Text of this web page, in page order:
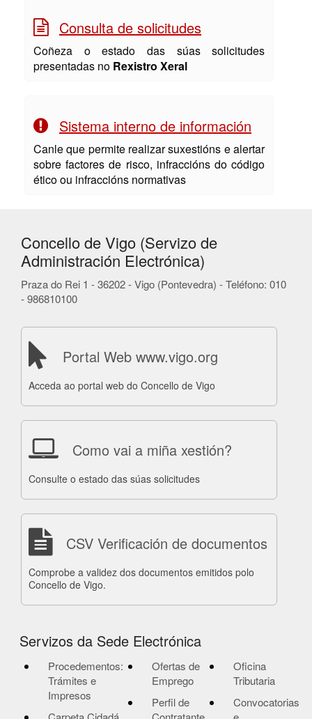
Consulta de solicitudes
Coñeza o estado das súas solicitudes
presentadas no Rexistro Xeral
Sistema interno de información
Canle que permite realizar suxestións e alertar
sobre factores de risco, infraccións do código
ético ou infraccións normativas
Concello de Vigo (Servizo de
Administración Electrónica)
Praza do Rei 1 - 36202 - Vigo (Pontevedra) - Teléfono: 010
- 986810100
Portal Web www.vigo.org
Acceda ao portal web do Concello de Vigo
Como vai a miña xestión?
Consulte o estado das súas solicitudes
CSV Verificación de documentos
Comprobe a validez dos documentos emitidos polo
Concello de Vigo.
Servizos da Sede Electrónica
Procedementos:
Trámites e
Impresos
Ofertas de
Emprego
Perfil de
Oficina
Tributaria
Convocatorias